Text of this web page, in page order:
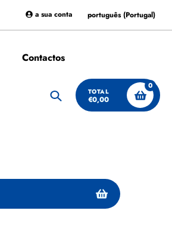
a sua conta português (Portugal)
Contactos
Procurar
TOTAL
€0,00
0